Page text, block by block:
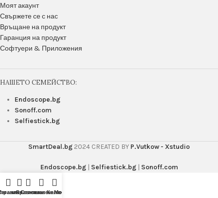
Моят акаунт
Свържете се с нас
Връщане на продукт
Гаранция на продукт
Софтуери & Приложения
НАШЕТО СЕМЕЙСТВО:
Endoscope.bg
Sonoff.com
Selfiestick.bg
SmartDeal.bg 2024 CREATED BY P.Vutkow - Xstudio
Endoscope.bg | Selfiestick.bg| Sonoff.com
лента
Сравняване
Списък с желания
Количка
Моят акаунт